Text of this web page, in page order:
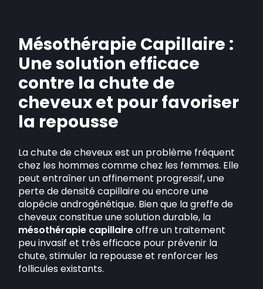
Mésothérapie Capillaire :
Une solution efficace
contre la chute de
cheveux et pour favoriser
la repousse
La chute de cheveux est un problème fréquent
chez les hommes comme chez les femmes. Elle
peut entraîner un affinement progressif, une
perte de densité capillaire ou encore une
alopécie androgénétique. Bien que la greffe de
cheveux constitue une solution durable, la
mésothérapie capillaireoffre un traitement
peu invasif et très efficace pour prévenir la
chute, stimuler la repousse et renforcer les
follicules existants.